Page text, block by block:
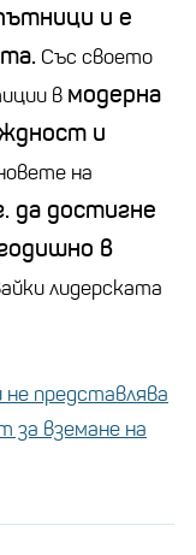
и е
Със своето
в модерна
и
на
да достигне
в
лидерската
представлява
за вземане на